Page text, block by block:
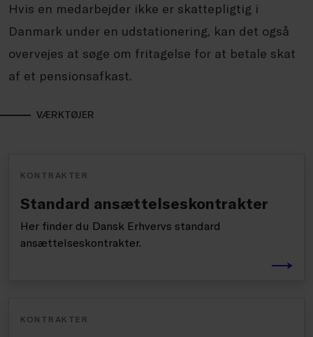
Hvis en medarbejder ikke er skattepligtig i
Danmark under en udstationering, kan det også
overvejes at søge om fritagelse for at betale skat
af et pensionsafkast.
VÆRKTØJER
KONTRAKTER
Standard ansættelseskontrakter
Her finder du Dansk Erhvervs standard
ansættelseskontrakter.
KONTRAKTER